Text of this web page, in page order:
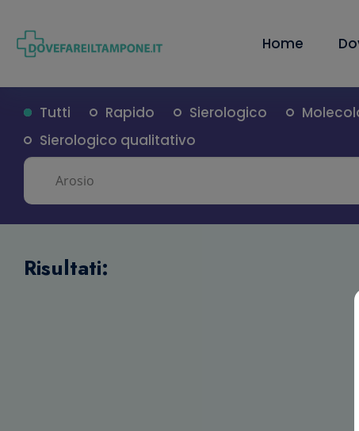
Home
Tutti Rapido Sierologico
Sierologico qualitativo
Risultati: